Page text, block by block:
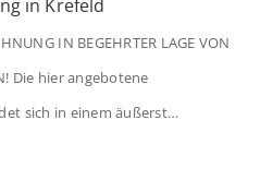
in Krefeld
IN BEGEHRTER LAGE VON
Die hier angebotene
sich in einem äußerst